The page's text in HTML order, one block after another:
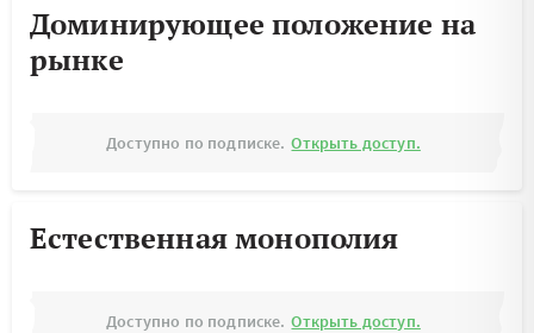
Доминирующее положение на
рынке
Доступно по подписке. Открыть доступ.
Естественная монополия
Доступно по подписке. Открыть доступ.